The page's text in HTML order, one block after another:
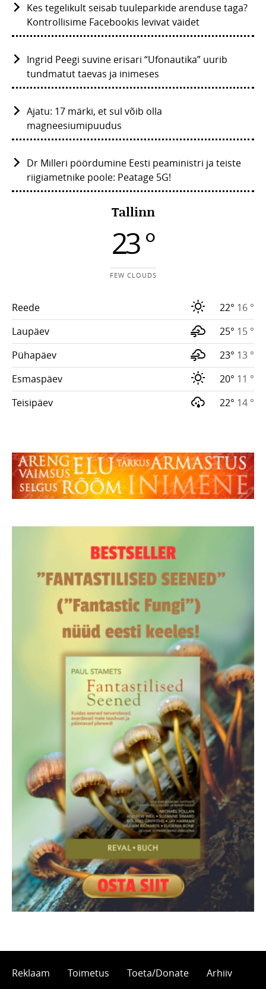
Kes tegelikult seisab tuuleparkide arenduse taga?
Kontrollisime Facebookis levivat väidet
Ingrid Peegi suvine erisari “Ufonautika” uurib
tundmatut taevas ja inimeses
Ajatu: 17 märki, et sul võib olla
magneesiumipuudus
Dr Milleri pöördumine Eesti peaministri ja teiste
riigiametnike poole: Peatage 5G!
Tallinn
23 °
FEW CLOUDS
Reede 22° 16 °
Laupäev
25° 15 °
Pühapäev
23° 13 °
Esmaspäev
20° 11 °
Teisipäev
22° 14 °
Reklaam Toimetus Toeta/Donate
Arhiiv